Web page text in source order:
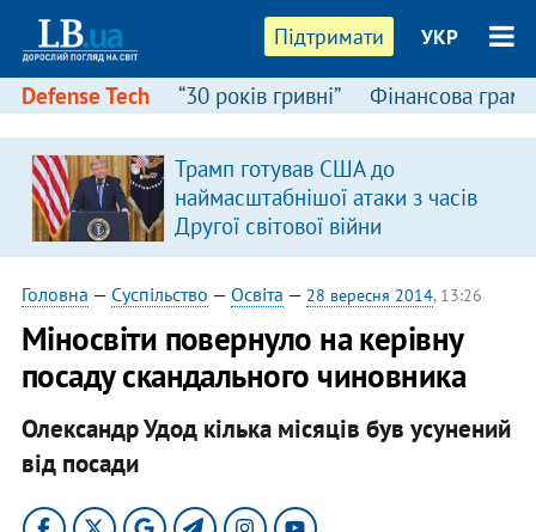
Підтримати УКР
Defense Tech “30 років гривні” Фінансова
Трамп готував США до
наймасштабнішої атаки з часів
Другої світової війни
Головна — Суспільство — Освіта — 28 вересня 2014, 13:26
Міносвіти повернуло на керівну
посаду скандального чиновника
Олександр Удод кілька місяців був усунений
від посади